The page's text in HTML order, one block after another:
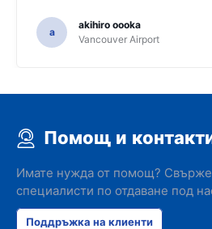
a
akihiro oooka
Vancouver Airport
Помощ и
Имате нужда от помощ?
специалисти по отдаване под
Поддръжка на клиенти